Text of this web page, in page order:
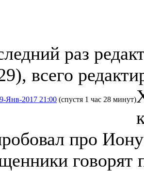
раз
всего
Янв-2017 21:00 (спустя 1 час 28 минут)
про
говорят